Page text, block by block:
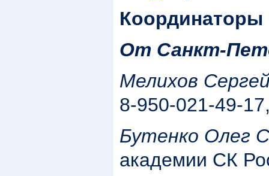
От Санкт-
Мелихов
8-950-021-49-
Бутенко Олег
академии СК